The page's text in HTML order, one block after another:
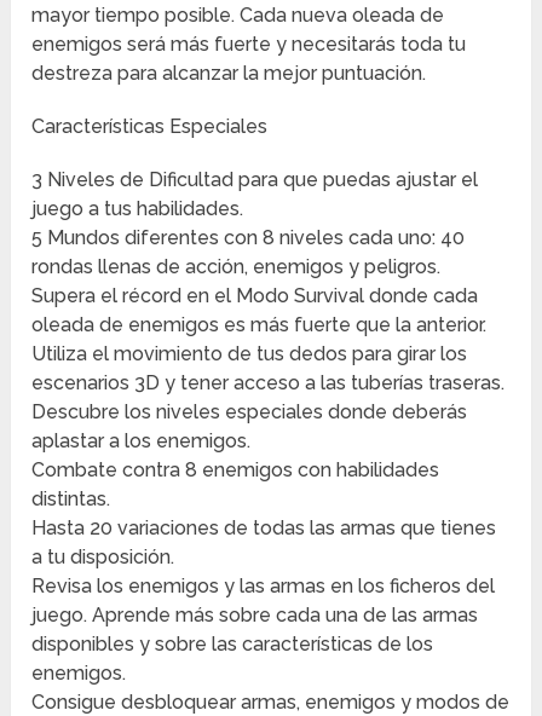
mayor tiempo posible. Cada nueva oleada de
enemigos será más fuerte y necesitarás toda tu
destreza para alcanzar la mejor puntuación.
Características Especiales
3 Niveles de Dificultad para que puedas ajustar el
juego a tus habilidades.
5 Mundos diferentes con 8 niveles cada uno: 40
rondas llenas de acción, enemigos y peligros.
Supera el récord en el Modo Survival donde cada
oleada de enemigos es más fuerte que la anterior.
Utiliza el movimiento de tus dedos para girar los
escenarios 3D y tener acceso a las tuberías traseras.
Descubre los niveles especiales donde deberás
aplastar a los enemigos.
Combate contra 8 enemigos con habilidades
distintas.
Hasta 20 variaciones de todas las armas que tienes
a tu disposición.
Revisa los enemigos y las armas en los ficheros del
juego. Aprende más sobre cada una de las armas
disponibles y sobre las características de los
enemigos.
Consigue desbloquear armas, enemigos y modos de